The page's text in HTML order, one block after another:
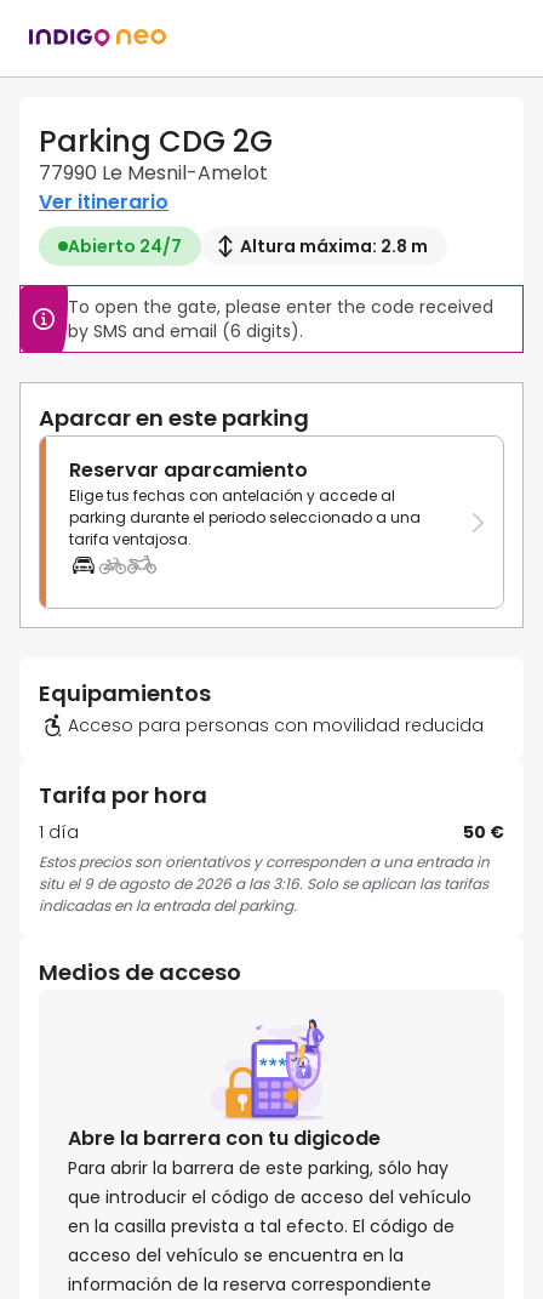
Parking CDG 2G
77990 Le Mesnil-Amelot
Ver itinerario
Abierto 24/7 Altura máxima: 2.8 m
To open the gate, please enter the code received
by SMS and email (6 digits).
Aparcar en este parking
Reservar aparcamiento
Elige tus fechas con antelación y accede al
parking durante el periodo seleccionado a una
tarifa ventajosa.
Equipamientos
Acceso para personas con movilidad reducida
Tarifa por hora
1 día 50 €
Estos precios son orientativos y corresponden a una entrada in
situ el 9 de agosto de 2026 a las 3:16. Solo se aplican las tarifas
indicadas en la entrada del parking.
Medios de acceso
Abre la barrera con tu digicode
Para abrir la barrera de este parking, sólo hay
que introducir el código de acceso del vehículo
en la casilla prevista a tal efecto. El código de
acceso del vehículo se encuentra en la
información de la reserva correspondiente